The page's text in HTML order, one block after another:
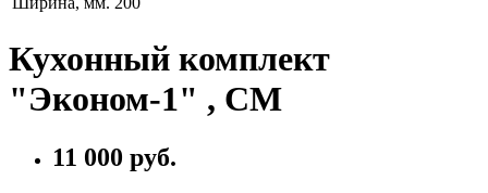
Кухонный комплект
"Эконом-1" , СМ
11 000 руб.